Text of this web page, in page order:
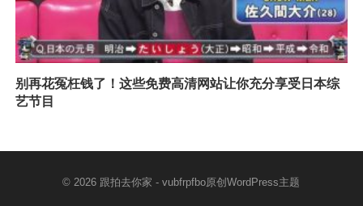
别再花冤枉钱了！这些免费高清网站让你充分享受日本综
艺节目
© 2026 跟拍去你家 - vubfrpfbo原创WordPress主题